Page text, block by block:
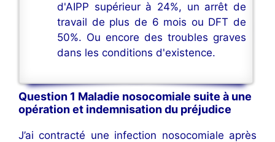
d'AIPP supérieur à 24%, un arrêt de
travail de plus de 6 mois ou DFT de
50%. Ou encore des troubles graves
dans les conditions d'existence.
Question 1 Maladie nosocomiale suite à une
opération et indemnisation du préjudice
J’ai contracté une infection nosocomiale après